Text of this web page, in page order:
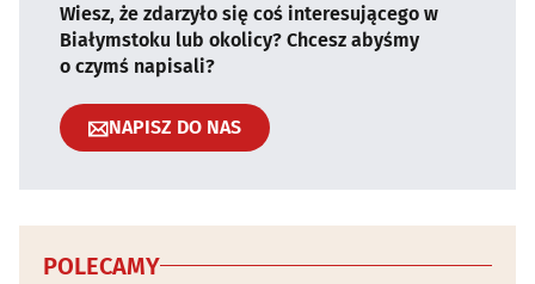
Wiesz, że zdarzyło się coś interesującego w
Białymstoku lub okolicy? Chcesz abyśmy
o czymś napisali?
NAPISZ DO NAS
POLECAMY